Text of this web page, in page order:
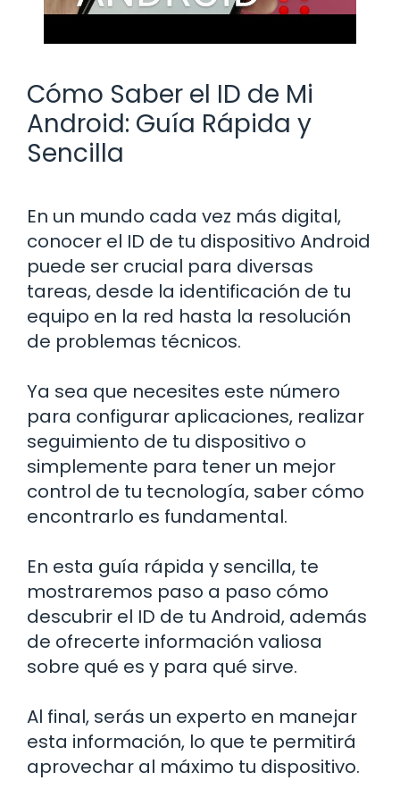
Cómo Saber el ID de Mi
Android: Guía Rápida y
Sencilla
En un mundo cada vez más digital,
conocer el ID de tu dispositivo Android
puede ser crucial para diversas
tareas, desde la identificación de tu
equipo en la red hasta la resolución
de problemas técnicos.
Ya sea que necesites este número
para configurar aplicaciones, realizar
seguimiento de tu dispositivo o
simplemente para tener un mejor
control de tu tecnología, saber cómo
encontrarlo es fundamental.
En esta guía rápida y sencilla, te
mostraremos paso a paso cómo
descubrir el ID de tu Android, además
de ofrecerte información valiosa
sobre qué es y para qué sirve.
Al final, serás un experto en manejar
esta información, lo que te permitirá
aprovechar al máximo tu dispositivo.